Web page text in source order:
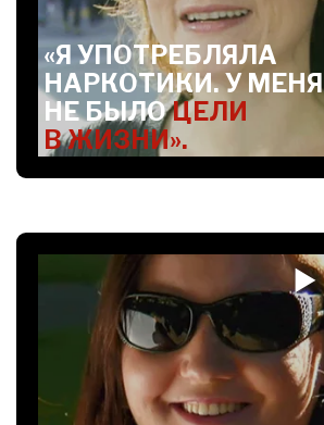
«Я УПОТРЕБЛЯЛА
НАРКОТИКИ. У МЕНЯ
НЕ БЫЛОЦЕЛИ
В ЖИЗНИ».